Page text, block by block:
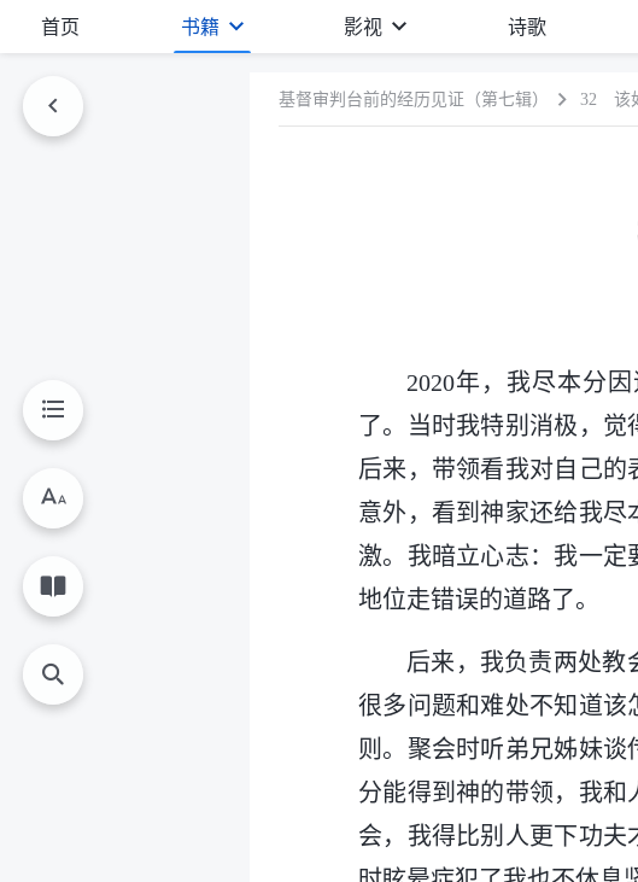
首页 书籍 影视 诗歌
基督审判台前的经历见证（第七辑） 32 该
2020年，我尽本分
了。当时我特别消极，觉
后来，带领看我对自己
意外，看到神家还给我
激。我暗立心志：我一
地位走错误的道路了。
后来，我负责两处教
很多问题和难处不知道该
则。聚会时听弟兄姊妹
分能得到神的带领，我
会，我得比别人更下功